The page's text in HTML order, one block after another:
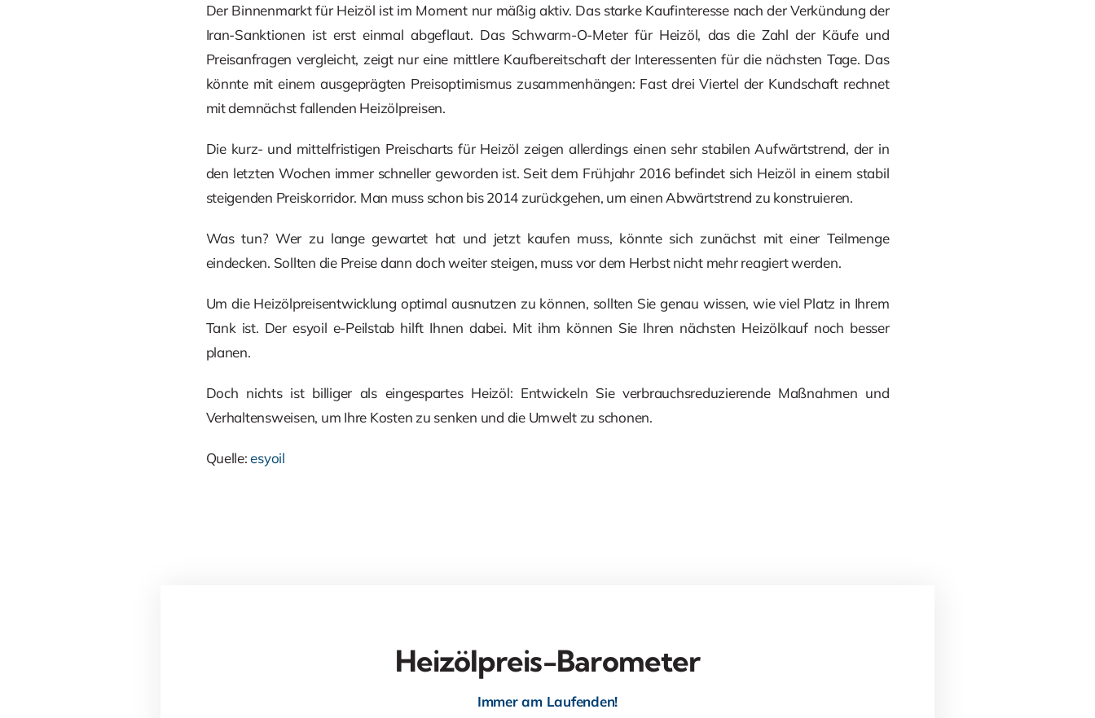
Der Binnenmarkt für Heizöl ist im Moment nur mäßig aktiv. Das starke Kaufinteresse nach der Verkündung der
Iran-Sanktionen ist erst einmal abgeflaut. Das Schwarm-O-Meter für Heizöl, das die Zahl der Käufe und
Preisanfragen vergleicht, zeigt nur eine mittlere Kaufbereitschaft der Interessenten für die nächsten Tage. Das
könnte mit einem ausgeprägten Preisoptimismus zusammenhängen: Fast drei Viertel der Kundschaft rechnet
mit demnächst fallenden Heizölpreisen.
Die kurz- und mittelfristigen Preischarts für Heizöl zeigen allerdings einen sehr stabilen Aufwärtstrend, der in
den letzten Wochen immer schneller geworden ist. Seit dem Frühjahr 2016 befindet sich Heizöl in einem stabil
steigenden Preiskorridor. Man muss schon bis 2014 zurückgehen, um einen Abwärtstrend zu konstruieren.
Was tun? Wer zu lange gewartet hat und jetzt kaufen muss, könnte sich zunächst mit einer Teilmenge
eindecken. Sollten die Preise dann doch weiter steigen, muss vor dem Herbst nicht mehr reagiert werden.
Um die Heizölpreisentwicklung optimal ausnutzen zu können, sollten Sie genau wissen, wie viel Platz in Ihrem
Tank ist. Der esyoil e-Peilstab hilft Ihnen dabei. Mit ihm können Sie Ihren nächsten Heizölkauf noch besser
planen.
Doch nichts ist billiger als eingespartes Heizöl: Entwickeln Sie verbrauchsreduzierende Maßnahmen und
Verhaltensweisen, um Ihre Kosten zu senken und die Umwelt zu schonen.
Quelle:esyoil
Heizölpreis-Barometer
Immer am Laufenden!